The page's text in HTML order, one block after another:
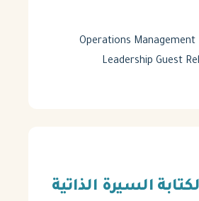
Operations Management
Leadership Guest
السيرة الذاتية